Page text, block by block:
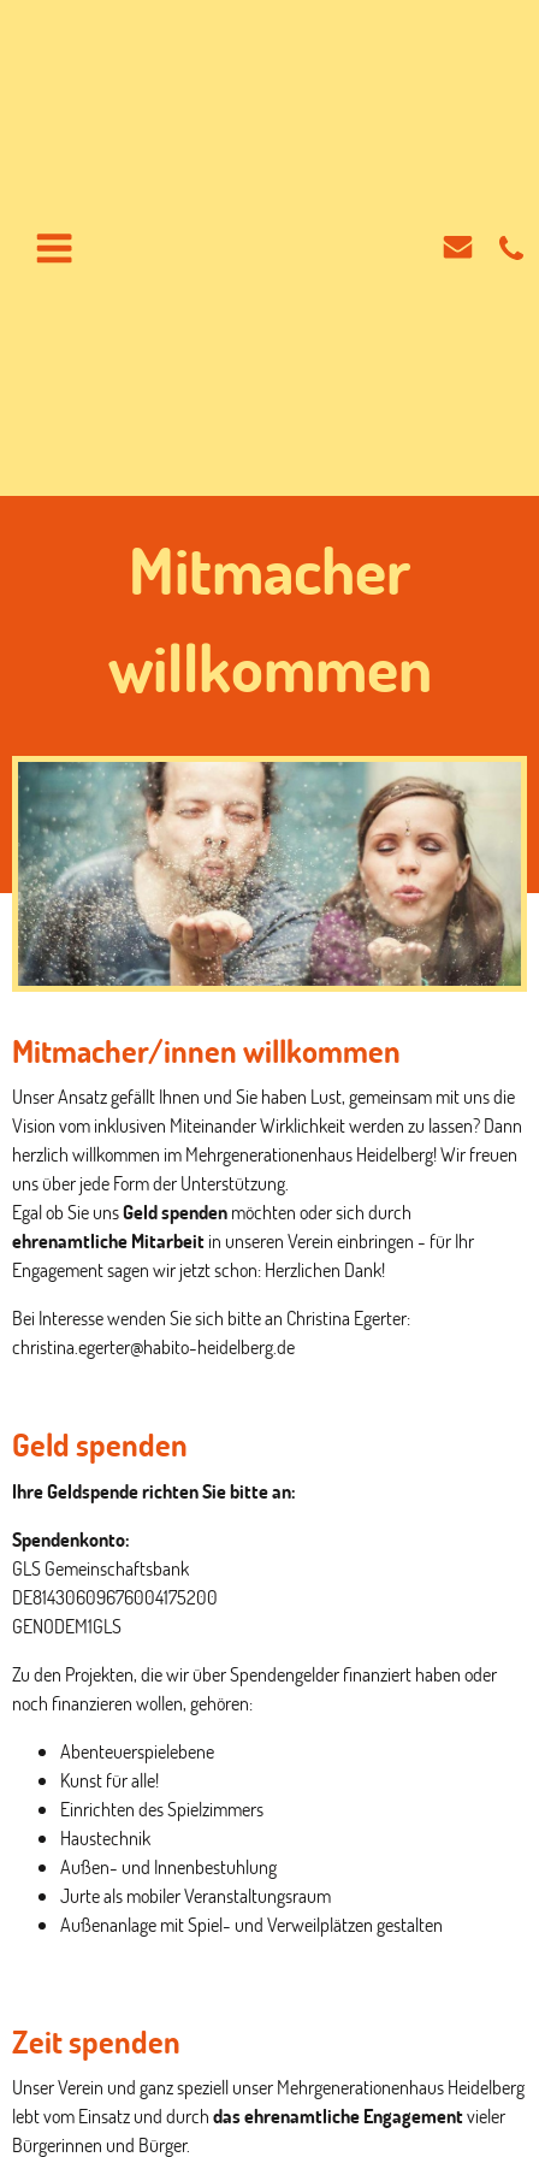
Mitmacher
willkommen
Mitmacher/innen willkommen
Unser Ansatz gefällt Ihnen und Sie haben Lust, gemeinsam mit uns die
Vision vom inklusiven Miteinander Wirklichkeit werden zu lassen? Dann
herzlich willkommen im Mehrgenerationenhaus Heidelberg! Wir freuen
uns über jede Form der Unterstützung.
Egal ob Sie unsGeld spendenmöchten oder sich durch
ehrenamtliche Mitarbeitin unseren Verein einbringen - für Ihr
Engagement sagen wir jetzt schon: Herzlichen Dank!
Bei Interesse wenden Sie sich bitte an Christina Egerter:
christina.egerter@habito-heidelberg.de
Geld spenden
Ihre Geldspende richten Sie bitte an:
Spendenkonto:
GLS Gemeinschaftsbank
DE81430609676004175200
GENODEM1GLS
Zu den Projekten, die wir über Spendengelder finanziert haben oder
noch finanzieren wollen, gehören:
Abenteuerspielebene
Kunst für alle!
Einrichten des Spielzimmers
Haustechnik
Außen- und Innenbestuhlung
Jurte als mobiler Veranstaltungsraum
Außenanlage mit Spiel- und Verweilplätzen gestalten
Zeit spenden
Unser Verein und ganz speziell unser Mehrgenerationenhaus Heidelberg
lebt vom Einsatz und durchdas ehrenamtliche Engagementvieler
Bürgerinnen und Bürger.